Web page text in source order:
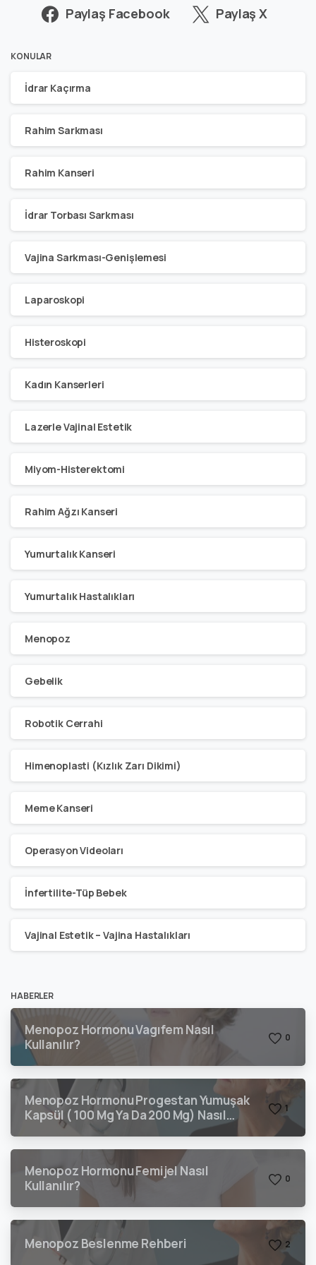
Paylaş Facebook Paylaş X
KONULAR
İdrar Kaçırma
Rahim Sarkması
Rahim Kanseri
İdrar Torbası Sarkması
Vajina Sarkması-Genişlemesi
Laparoskopi
Histeroskopi
Kadın Kanserleri
Lazerle Vajinal Estetik
Miyom-Histerektomi
Rahim Ağzı Kanseri
Yumurtalık Kanseri
Yumurtalık Hastalıkları
Menopoz
Gebelik
Robotik Cerrahi
Himenoplasti (Kızlık Zarı Dikimi)
Meme Kanseri
Operasyon Videoları
İnfertilite-Tüp Bebek
Vajinal Estetik – Vajina Hastalıkları
HABERLER
Menopoz Hormonu Vagıfem Nasıl
Kullanılır?
0
Menopoz Hormonu Progestan Yumuşak
Kapsül ( 100 Mg Ya Da 200 Mg) Nasıl
Kullanılır?
1
Menopoz Hormonu Femijel Nasıl
Kullanılır?
0
Menopoz Beslenme Rehberi 2